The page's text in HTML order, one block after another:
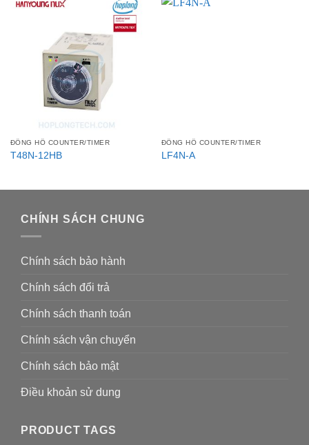
ĐỒNG HỒ COUNTER/TIMER
T48N-12HB
ĐỒNG HỒ COUNTER/TIMER
LF4N-A
CHÍNH SÁCH CHUNG
Chính sách bảo hành
Chính sách đổi trả
Chính sách thanh toán
Chính sách vận chuyển
Chính sách bảo mật
Điều khoản sử dung
PRODUCT TAGS